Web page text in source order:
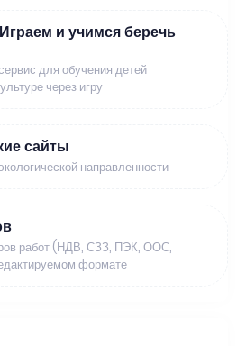
и учимся беречь
для обучения детей
через игру
сайты
направленности
работ (НДВ, СЗЗ, ПЭК, ООС,
формате